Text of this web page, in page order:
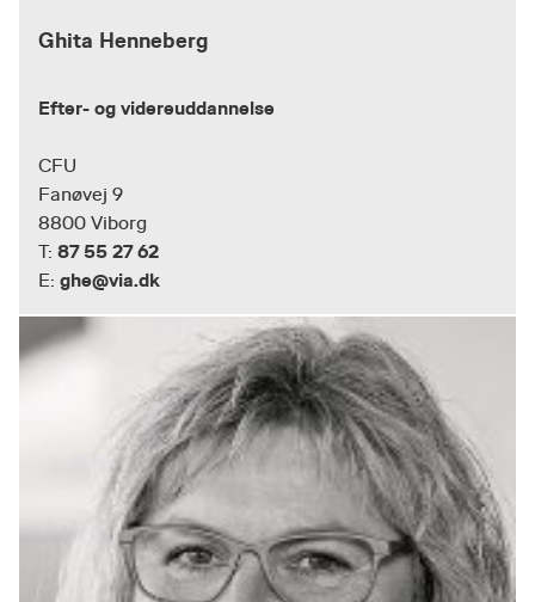
Ghita Henneberg
Efter- og videreuddannelse
CFU
Fanøvej 9
8800 Viborg
T: 87 55 27 62
E: ghe@via.dk